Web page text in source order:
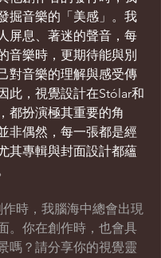
掘音樂的「美感」。我
屏息、著迷的聲音，每
音樂時，更期待能與別
對音樂的理解與感受傳
此，視覺設計在Stólar和
都扮演極其重要的角
非偶然，每一張都是經
其專輯與封面設計都蘊
時，我腦海中總會出現
。你在創作時，也會具
嗎？請分享你的視覺靈